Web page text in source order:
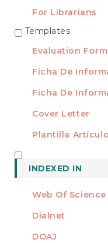
For Librarians
TEMPLATES
Templates
Evaluation
Ficha De
Ficha De
Cover Letter
Plantilla
INDEXED IN
Web Of Science
Dialnet
DOAJ